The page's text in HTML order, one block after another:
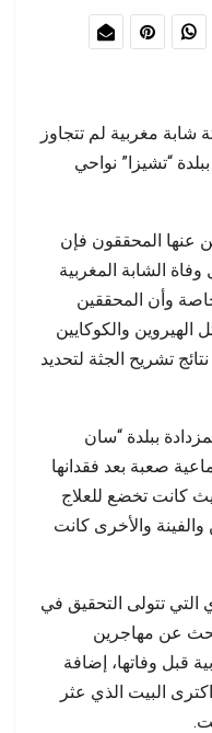
مغربية لم تتجاوز
“تشيزا” نواحي
عنها المحققون فإن
الشابة المغربية
وأن المحققين
الهيروين والكوكايين
تشريح الجثة لتحديد
ببلدة “سان
صعبة بعد فقدانها
كانت تخضع للعلاج
والفينة والأخرى كانت
التي تتولى التحقيق في
عن مهاجرين
قبل وفاتها، إضافة
البيت الذي عثر